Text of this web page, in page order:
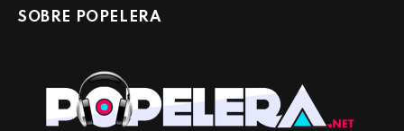
SOBRE POPELERA